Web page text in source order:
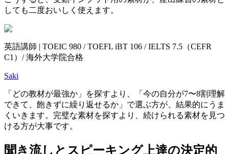
しても二度おいしく使えます。
英語講師 | TOEIC 980 / TOEFL iBT 106 / IELTS 7.5（CEFR
C1）/ 海外大学院合格
Saki
「どの教材が最強か」を探すより、「今の自分が7〜8割理解
できて、飽きずに繰り返せるか」で選ぶ方が、結果的にうま
くいきます。完璧な素材を探すより、続けられる素材を見つ
ける方が大事です。
聞き流しとスピーキング上達の決定的